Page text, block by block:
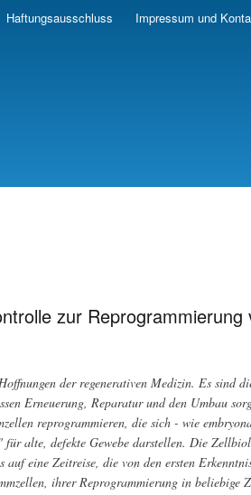
Skip
Haftungsausschluss Impressum und
zur Reprogrammierung
der regenerativen Medizin. Es sind
Erneuerung, Reparatur und den Umbau
reprogrammieren, die sich - wie
alte, defekte Gewebe darstellen. Die
eine Zeitreise, die von den ersten
ihrer Reprogrammierung in